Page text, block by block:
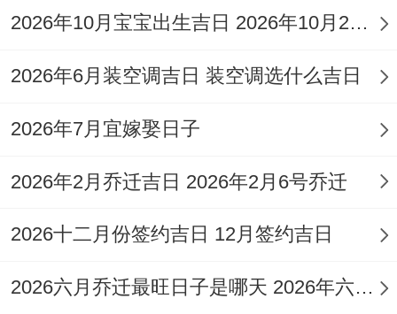
登山，探险;出行 乘船，安葬；
吉神：神在，续世，阴德,明堂。
岁次:丙午年戊戌月戊午日岁煞北；
甲子五行:火 十二神:成执位 值神:天刑（黑
道日）；
2026年10月宝宝出生吉日 2026年10月26号出生的小孩子
2026年6月装空调吉日 装空调选什么吉日
2026年7月宜嫁娶日子
2026年2月乔迁吉日 2026年2月6号乔迁
2026十二月份签约吉日 12月签约吉日
2026六月乔迁最旺日子是哪天 2026年六月乔迁之喜黄道吉日